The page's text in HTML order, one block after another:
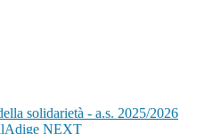
solidarietà - a.s. 2025/2026
NEXT